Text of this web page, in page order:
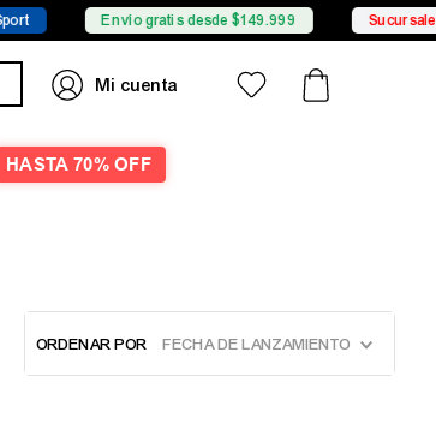
Envío gratis desde $149.999 Sucursales
HASTA 70% OFF
ORDENAR POR FECHA DE LANZAMIENTO